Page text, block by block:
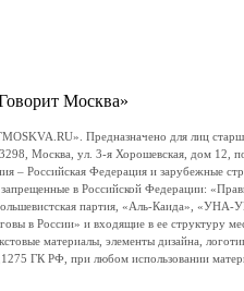
Москва»
Предназначено для лиц
Москва, ул. 3-я Хорошевская, дом
– Российская Федерация и зарубежные
запрещенные в Российской Федерации:
партия, «Аль-Каида», «УНА-
в России» и входящие в ее структуру
материалы, элементы дизайна,
ГК РФ, при любом использовании